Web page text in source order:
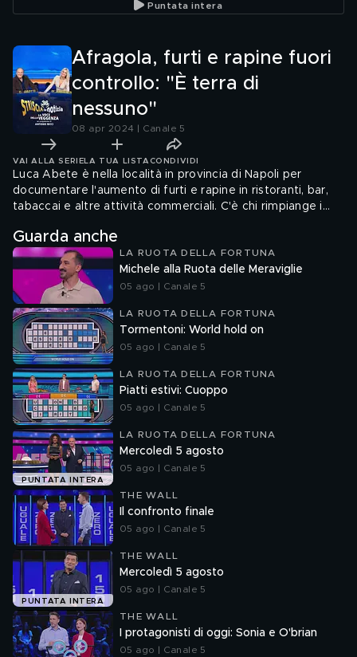
Puntata intera
Afragola, furti e rapine fuori
controllo: "È terra di
nessuno"
08 apr 2024 | Canale 5
VAI ALLA SERIE LA TUA LISTA CONDIVIDI
Luca Abete è nella località in provincia di Napoli per
documentare l'aumento di furti e rapine in ristoranti, bar,
tabaccai e altre attività commerciali. C'è chi rimpiange i
del territorio
Guarda anche
LA RUOTA DELLA FORTUNA
Michele alla Ruota delle Meraviglie
05 ago | Canale 5
LA RUOTA DELLA FORTUNA
Tormentoni: World hold on
05 ago | Canale 5
LA RUOTA DELLA FORTUNA
Piatti estivi: Cuoppo
05 ago | Canale 5
PUNTATA INTERA
LA RUOTA DELLA FORTUNA
Mercoledì 5 agosto
05 ago | Canale 5
THE WALL
Il confronto finale
05 ago | Canale 5
PUNTATA INTERA
THE WALL
Mercoledì 5 agosto
05 ago | Canale 5
THE WALL
I protagonisti di oggi: Sonia e O'brian
05 ago | Canale 5